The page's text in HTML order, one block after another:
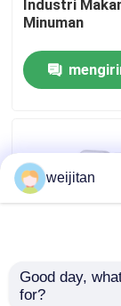
Tur Pabrik
Kontrol
Permintaan
Rasa Minuman
Industri
Minuman
Industri Susu
weijitan
Good day,
for?